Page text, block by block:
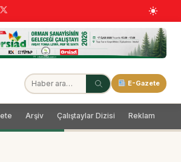
E-Gazete
Arşiv Çalıştaylar Dizisi Reklam